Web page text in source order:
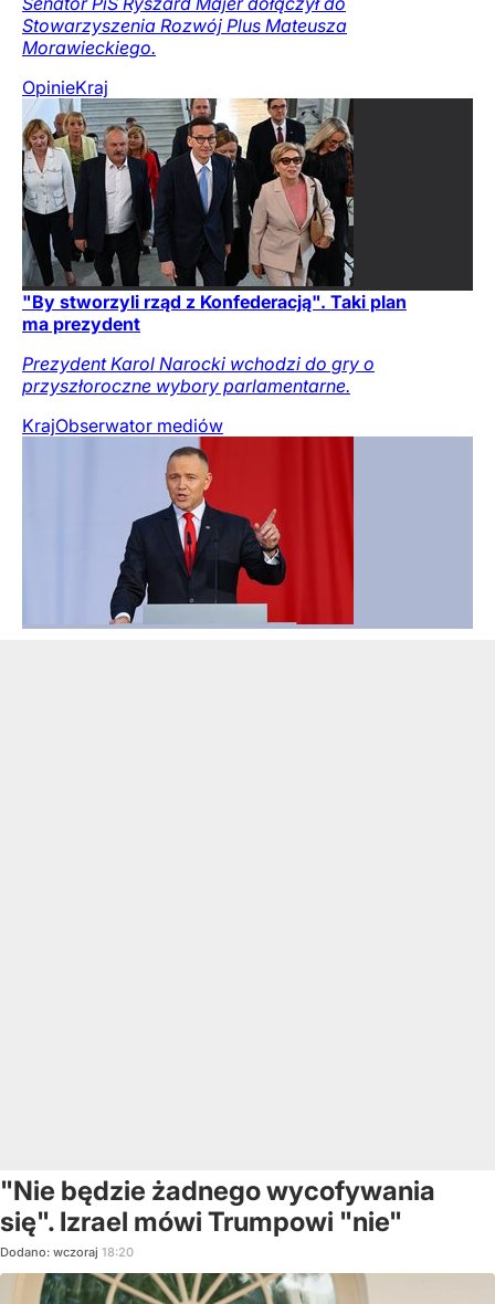
Stowarzyszenia Rozwój Plus Mateusza
Morawieckiego.
OpinieKraj
"By stworzyli rząd z Konfederacją". Taki plan
ma prezydent
Prezydent Karol Narocki wchodzi do gry o
przyszłoroczne wybory parlamentarne.
KrajObserwator mediów
"Nie będzie żadnego wycofywania
się". Izrael mówi Trumpowi "nie"
Dodano: wczoraj 18:20